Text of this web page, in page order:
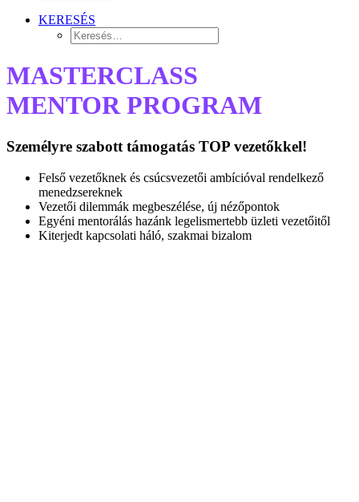
KERESÉS
MASTERCLASS
MENTOR PROGRAM
Személyre szabott támogatás TOP vezetőkkel!
Felső vezetőknek és csúcsvezetői ambícióval rendelkező
menedzsereknek
Vezetői dilemmák megbeszélése, új nézőpontok
Egyéni mentorálás hazánk legelismertebb üzleti vezetőitől
Kiterjedt kapcsolati háló, szakmai bizalom